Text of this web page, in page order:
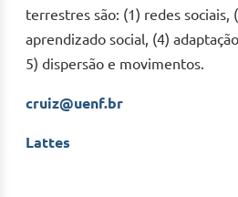
terrestres são: (1) redes sociais,
aprendizado social, (4)
5) dispersão e movimentos.
cruiz@uenf.br
Lattes